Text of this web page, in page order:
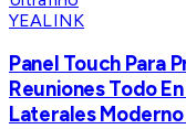
YEALINK
Panel Touch Para
Reuniones Todo
Laterales